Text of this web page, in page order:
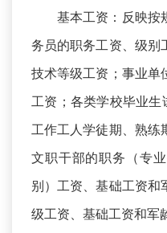
基本工资：反映按
务员的职务工资、级别
技术等级工资；事业单
工资；各类学校毕业
工作工人学徒期、熟练
文职干部的职务（专
别）工资、基础工资和
级工资、基础工资和军